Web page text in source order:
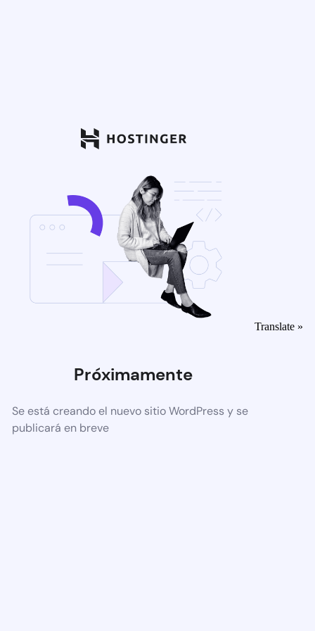
Próximamente
Se está creando el nuevo sitio WordPress y se
publicará en breve
Translate »